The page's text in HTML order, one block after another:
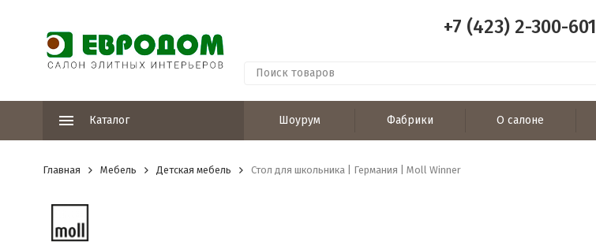
+7 (423) 2-300-601
Каталог Шоурум Фабрики О салоне
Главная Мебель Детская мебель Стол для школьника | Германия | Moll Winner